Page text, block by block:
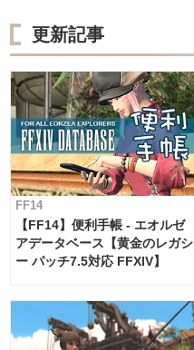
更新記事
FF14
【FF14】便利手帳 - エオルゼ
アデータベース【黄金のレガシ
ー パッチ7.5対応 FFXIV】